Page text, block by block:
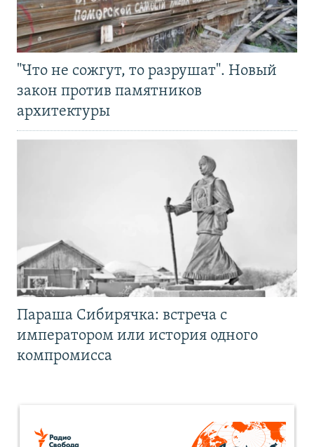
"Что не сожгут, то разрушат". Новый
закон против памятников
архитектуры
Параша Сибирячка: встреча с
императором или история одного
компромисса